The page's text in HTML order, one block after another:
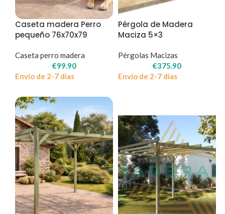
Caseta madera Perro
pequeño 76x70x79
Caseta perro madera
€99.90
Envio de 2-7 dias
Pérgola de Madera
Maciza 5×3
Pérgolas Macizas
€375.90
Envio de 2-7 dias